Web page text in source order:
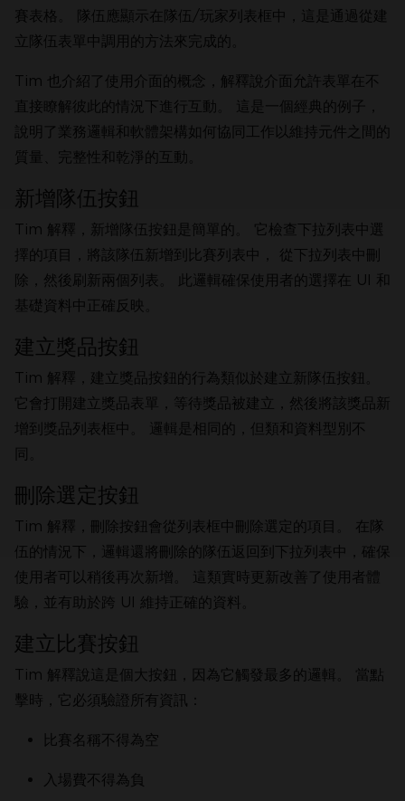
賽表格。 隊伍應顯示在隊伍/玩家列表框中，這是通過從建
立隊伍表單中調用的方法來完成的。
Tim 也介紹了使用介面的概念，解釋說介面允許表單在不
直接瞭解彼此的情況下進行互動。 這是一個經典的例子，
說明了業務邏輯和軟體架構如何協同工作以維持元件之間的
質量、完整性和乾淨的互動。
新增隊伍按鈕
Tim 解釋，新增隊伍按鈕是簡單的。 它檢查下拉列表中選
擇的項目，將該隊伍新增到比賽列表中， 從下拉列表中刪
除，然後刷新兩個列表。 此邏輯確保使用者的選擇在 UI 和
基礎資料中正確反映。
建立獎品按鈕
Tim 解釋，建立獎品按鈕的行為類似於建立新隊伍按鈕。
它會打開建立獎品表單，等待獎品被建立，然後將該獎品新
增到獎品列表框中。 邏輯是相同的，但類和資料型別不
同。
刪除選定按鈕
Tim 解釋，刪除按鈕會從列表框中刪除選定的項目。 在隊
伍的情況下，邏輯還將刪除的隊伍返回到下拉列表中，確保
使用者可以稍後再次新增。 這類實時更新改善了使用者體
驗，並有助於跨 UI 維持正確的資料。
建立比賽按鈕
Tim 解釋說這是個大按鈕，因為它觸發最多的邏輯。 當點
擊時，它必須驗證所有資訊：
比賽名稱不得為空
入場費不得為負